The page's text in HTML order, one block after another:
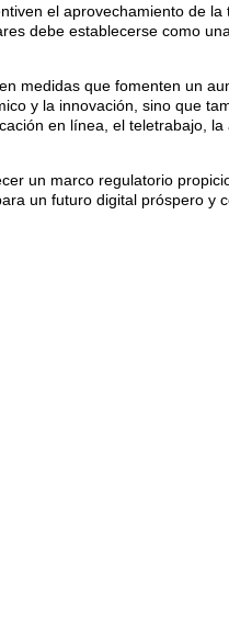
el aprovechamiento de
debe establecerse como
medidas que fomenten un
y la innovación, sino que
en línea, el teletrabajo,
un marco regulatorio
un futuro digital próspero y